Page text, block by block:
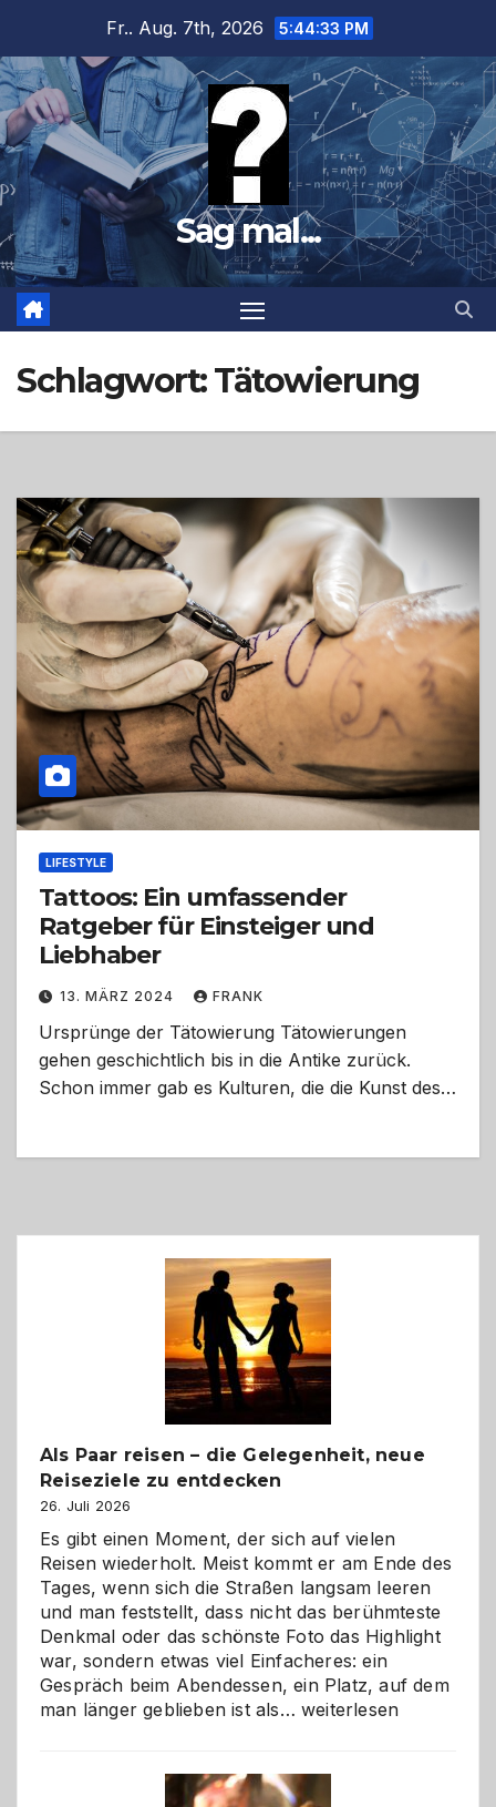
springen
Fr.. Aug. 7th, 2026 5:44:34 PM
Sag mal...
Schlagwort:Tätowierung
LIFESTYLE
Tattoos: Ein umfassender
Ratgeber für Einsteiger und
Liebhaber
13. MÄRZ 2024 FRANK
Ursprünge der Tätowierung Tätowierungen
gehen geschichtlich bis in die Antike zurück.
Schon immer gab es Kulturen, die die Kunst des…
Als Paar reisen – die Gelegenheit, neue
Reiseziele zu entdecken
26. Juli 2026
Es gibt einen Moment, der sich auf vielen
Reisen wiederholt. Meist kommt er am Ende des
Tages, wenn sich die Straßen langsam leeren
und man feststellt, dass nicht das berühmteste
Denkmal oder das schönste Foto das Highlight
war, sondern etwas viel Einfacheres: ein
Gespräch beim Abendessen, ein Platz, auf dem
man länger geblieben ist als… Als
–
weiterlesen